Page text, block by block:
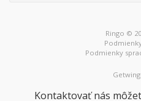
Ringo ©
Podmienky
Kontaktovať nás